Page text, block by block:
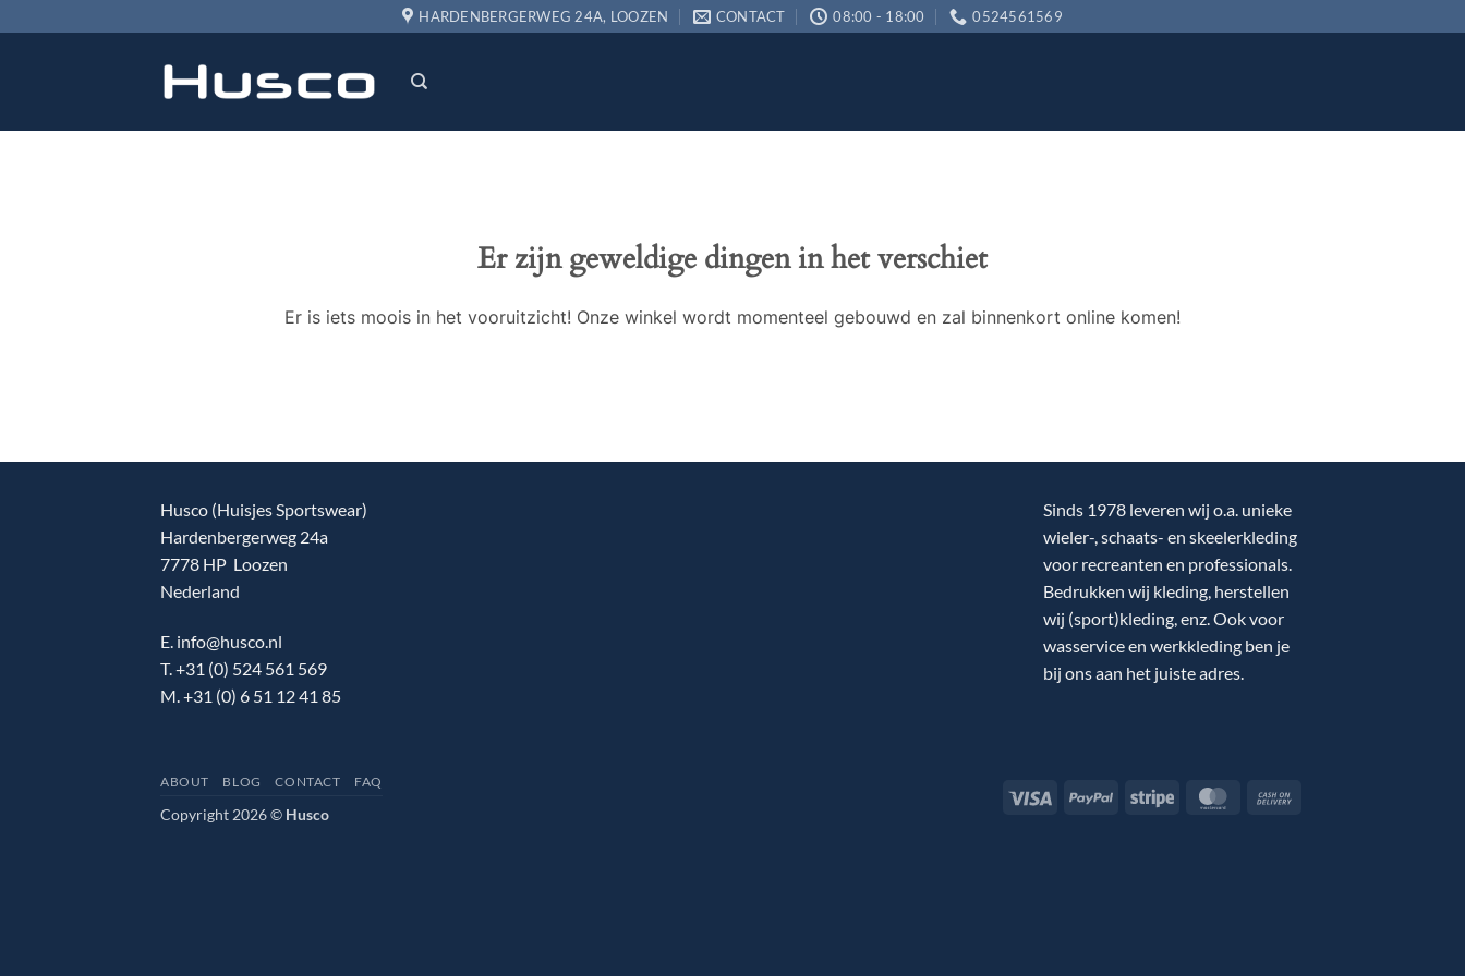
naar
HARDENBERGERWEG 24A, LOOZEN CONTACT 08:00 - 18:00 0524561569
Er zijn geweldige dingen in het verschiet
Er is iets moois in het vooruitzicht! Onze winkel wordt momenteel gebouwd en zal binnenkort online komen!
Husco (Huisjes Sportswear)
Hardenbergerweg 24a
7778 HP Loozen
Nederland
E. info@husco.nl
T. +31 (0) 524 561 569
M. +31 (0) 6 51 12 41 85
Sinds 1978 leveren wij o.a. unieke
wieler-, schaats- en skeelerkleding
voor recreanten en professionals.
Bedrukken wij kleding, herstellen
wij (sport)kleding, enz. Ook voor
wasservice en werkkleding ben je
bij ons aan het juiste adres.
Visa PayPal Stripe MasterCard
ABOUT BLOG CONTACT FAQ
Copyright 2026 © Husco